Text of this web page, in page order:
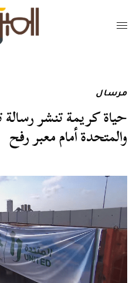
مرسال
حياة كريمة تنشر
والمتحدة أمام معبر رفح